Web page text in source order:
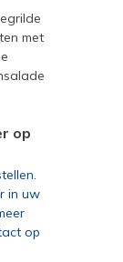
met
op
in uw
op